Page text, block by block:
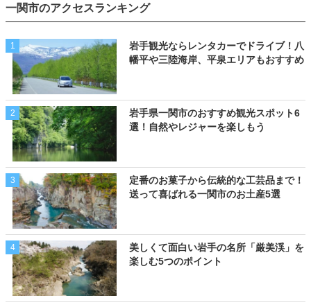
一関市のアクセスランキング
1
岩手観光ならレンタカーでドライブ！八
幡平や三陸海岸、平泉エリアもおすすめ
2
岩手県一関市のおすすめ観光スポット6
選！自然やレジャーを楽しもう
3
定番のお菓子から伝統的な工芸品まで！
送って喜ばれる一関市のお土産5選
4
美しくて面白い岩手の名所「厳美渓」を
楽しむ5つのポイント